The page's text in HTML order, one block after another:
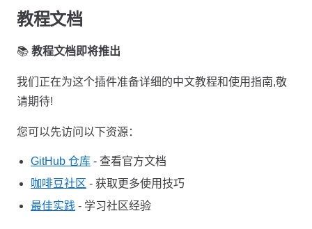
教程文档
📚 教程文档即将推出
我们正在为这个插件准备详细的中文教程和使用指南,敬
请期待!
您可以先访问以下资源：
GitHub 仓库 - 查看官方文档
咖啡豆社区 - 获取更多使用技巧
最佳实践 - 学习社区经验